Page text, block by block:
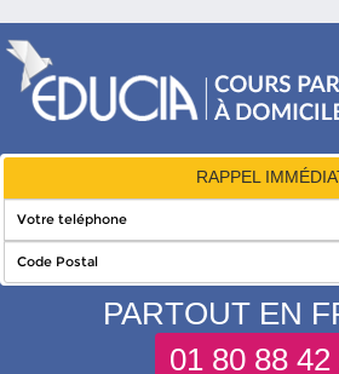
RAPPEL
PARTOUT EN
01 80 88 42